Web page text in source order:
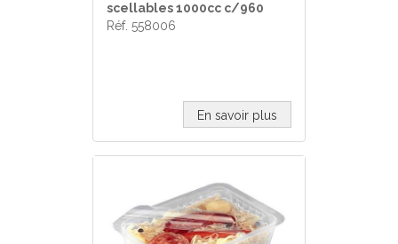
scellables 1000cc c/960
Réf. 558006
En savoir plus